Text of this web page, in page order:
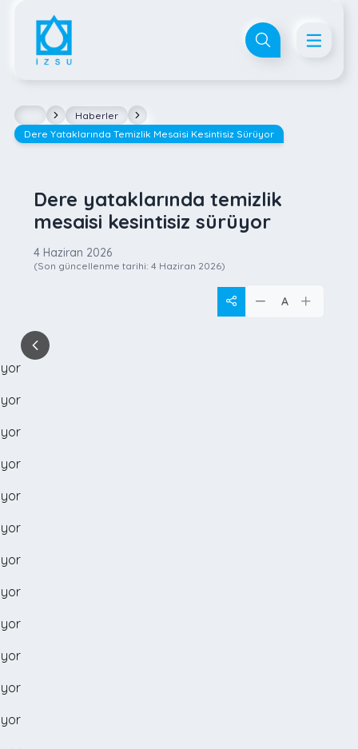
Haberler
Dere Yataklarında Temizlik Mesaisi Kesintisiz Sürüyor
Dere yataklarında temizlik
mesaisi kesintisiz sürüyor
4 Haziran 2026
(Son güncellenme tarihi: 4 Haziran 2026)
A